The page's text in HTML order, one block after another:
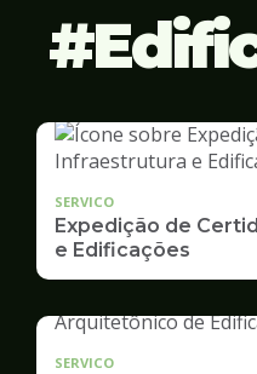
SERVICO
Expedição de
e Edificações
SERVICO